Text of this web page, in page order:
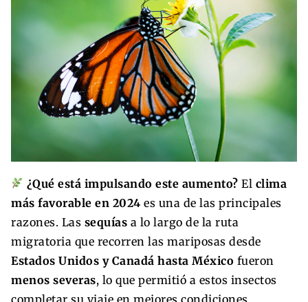
¿Qué está impulsando este aumento? El clima
más favorable en 2024 es una de las principales
razones. Las sequías a lo largo de la ruta
migratoria que recorren las mariposas desde
Estados Unidos y Canadá hasta México fueron
menos severas, lo que permitió a estos insectos
completar su viaje en mejores condiciones.